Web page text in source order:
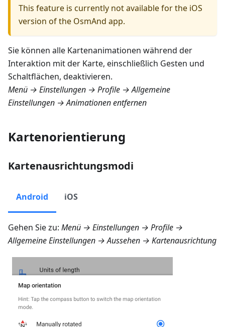
This feature is currently not available for the iOS
version of the OsmAnd app.
Sie können alle Kartenanimationen während der
Interaktion mit der Karte, einschließlich Gesten und
Schaltflächen, deaktivieren.
Menü → Einstellungen → Profile → Allgemeine
Einstellungen → Animationen entfernen
Kartenorientierung
Kartenausrichtungsmodi
Android iOS
Gehen Sie zu: Menü → Einstellungen → Profile →
Allgemeine Einstellungen → Aussehen → Kartenausrichtung